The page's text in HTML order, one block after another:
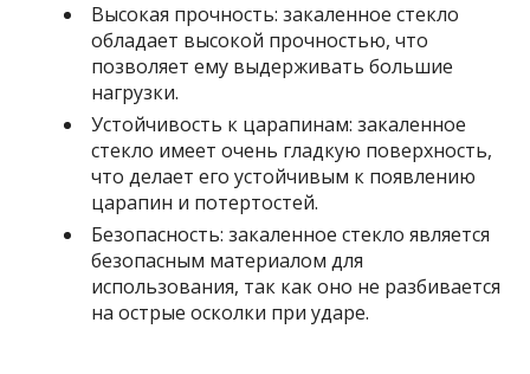
Высокая прочность: закаленное стекло
обладает высокой прочностью, что
позволяет ему выдерживать большие
нагрузки.
Устойчивость к царапинам: закаленное
стекло имеет очень гладкую поверхность,
что делает его устойчивым к появлению
царапин и потертостей.
Безопасность: закаленное стекло является
безопасным материалом для
использования, так как оно не разбивается
на острые осколки при ударе.